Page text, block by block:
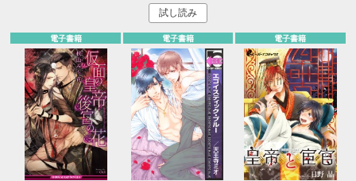
試し読み
電子書籍 電子書籍 電子書籍